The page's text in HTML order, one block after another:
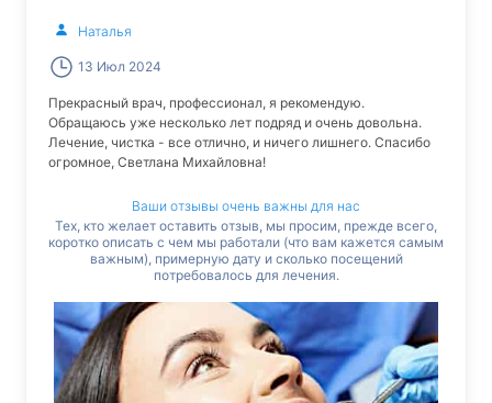
Наталья
13 Июл 2024
Прекрасный врач, профессионал, я рекомендую.
Обращаюсь уже несколько лет подряд и очень довольна.
Лечение, чистка - все отлично, и ничего лишнего. Спасибо
огромное, Светлана Михайловна!
Ваши отзывы очень важны для нас
Тех, кто желает оставить отзыв, мы просим, прежде всего,
коротко описать с чем мы работали (что вам кажется самым
важным), примерную дату и сколько посещений
потребовалось для лечения.